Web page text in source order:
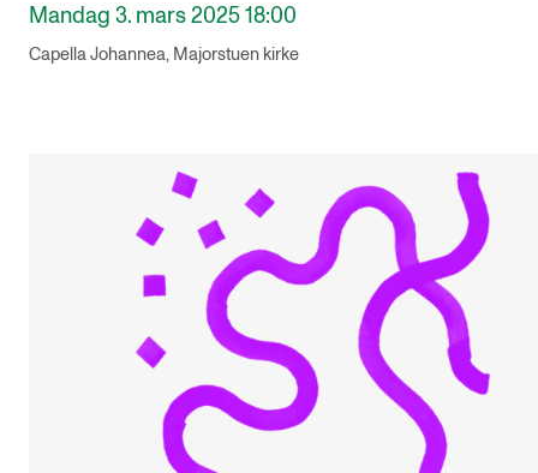
Mandag 3. mars 2025 18:00
Capella Johannea, Majorstuen kirke